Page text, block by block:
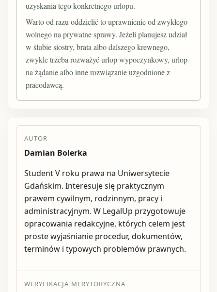
uzyskania tego konkretnego urlopu.
Warto od razu oddzielić to uprawnienie od zwykłego
wolnego na prywatne sprawy. Jeżeli planujesz udział
w ślubie siostry, brata albo dalszego krewnego,
zwykle trzeba rozważyć urlop wypoczynkowy, urlop
na żądanie albo inne rozwiązanie uzgodnione z
pracodawcą.
AUTOR
Damian Bolerka
Student V roku prawa na Uniwersytecie
Gdańskim. Interesuje się praktycznym
prawem cywilnym, rodzinnym, pracy i
administracyjnym. W LegalUp przygotowuje
opracowania redakcyjne, których celem jest
proste wyjaśnianie procedur, dokumentów,
terminów i typowych problemów prawnych.
WERYFIKACJA MERYTORYCZNA